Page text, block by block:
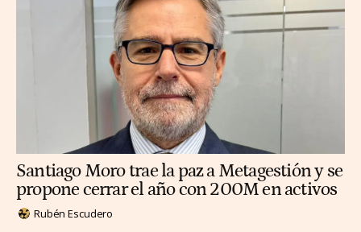
Santiago Moro trae la paz a Metagestión y se
propone cerrar el año con 200M en activos
Rubén Escudero